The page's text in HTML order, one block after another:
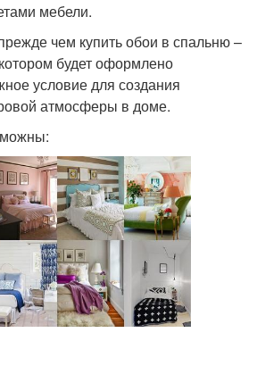
мебели.
чем купить обои в спальню –
будет оформлено
условие для создания
атмосферы в доме.